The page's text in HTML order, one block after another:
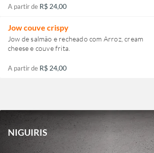
A partir de R$ 24,00
Jow couve crispy
Jow de salmão e recheado com Arroz, cream
cheese e couve frita.
A partir de R$ 24,00
NIGUIRIS